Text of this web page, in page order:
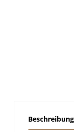
Beschreibung